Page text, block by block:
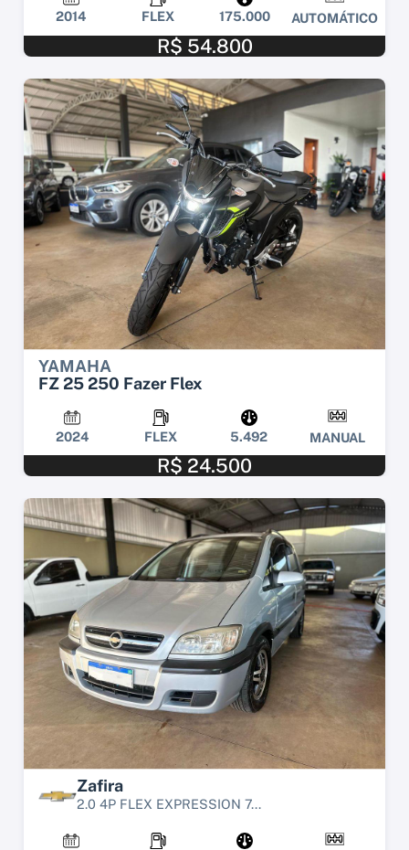
2014 FLEX 175.000 AUTOMÁTICO
R$ 54.800
YAMAHA
FZ 25 250 Fazer Flex
2024 FLEX 5.492 MANUAL
R$ 24.500
Zafira
2.0 4P FLEX EXPRESSION 7...